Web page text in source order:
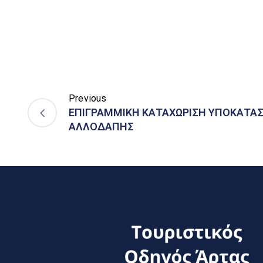
Previous
ΕΠΙΓΡΑΜΜΙΚΗ ΚΑΤΑΧΩΡΙΣΗ
ΑΛΛΟΔΑΠΗΣ